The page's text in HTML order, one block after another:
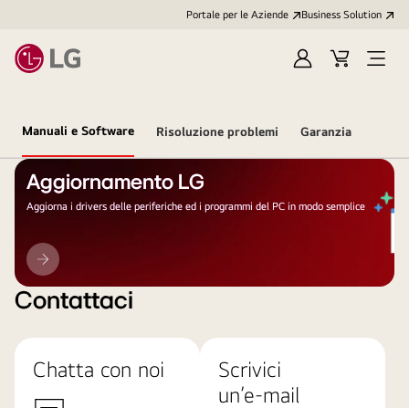
Portale per le Aziende Business Solution
AccediCart
Open
Manuali e Software Risoluzione problemi Garanzia
Aggiornamento LG
Aggiorna i drivers delle periferiche ed i programmi del PC in modo semplice
Aggiornamento
LG
Contattaci
Chatta con noi
Scrivici
un’e-mail